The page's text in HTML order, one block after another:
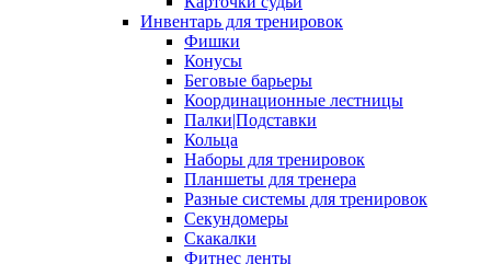
Инвентарь для тренировок
Фишки
Конусы
Беговые барьеры
Координационные лестницы
Палки|Подставки
Кольца
Наборы для тренировок
Планшеты для тренера
Разные системы для тренировок
Секундомеры
Скакалки
Фитнес ленты